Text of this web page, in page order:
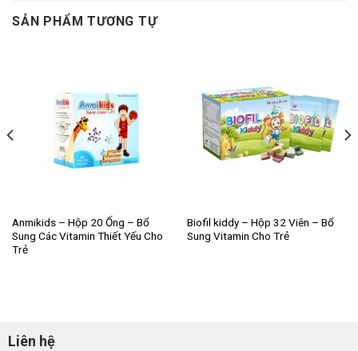
SẢN PHẨM TƯƠNG TỰ
Anmikids – Hộp 20 Ống – Bổ
Sung Các Vitamin Thiết Yếu Cho
Trẻ
Biofil kiddy – Hộp 32 Viên – Bổ
Sung Vitamin Cho Trẻ
Liên hệ